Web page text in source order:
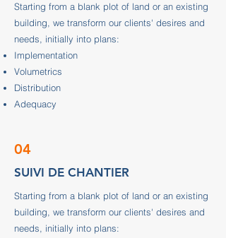
Starting from a blank plot of land or an existing
building, we transform our clients' desires and
needs, initially into plans:
Implementation
Volumetrics
Distribution
Adequacy
04
SUIVI DE CHANTIER
Starting from a blank plot of land or an existing
building, we transform our clients' desires and
needs, initially into plans: